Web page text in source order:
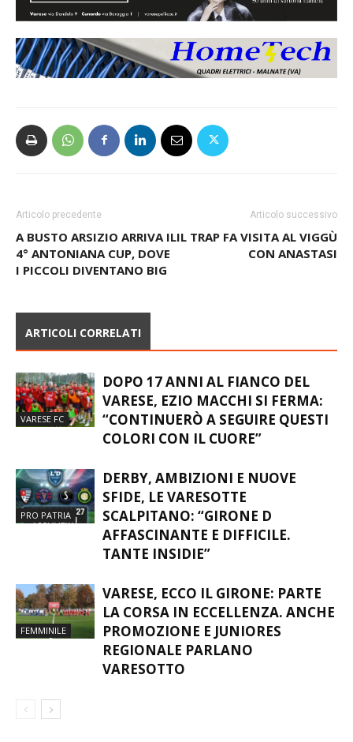
Articolo precedente
A BUSTO ARSIZIO ARRIVA IL
4° ANTONIANA CUP, DOVE
I PICCOLI DIVENTANO BIG
Articolo successivo
IL TRAP FA VISITA AL VIGGÙ
CON ANASTASI
ARTICOLI CORRELATI
VARESE FC
DOPO 17 ANNI AL FIANCO DEL
VARESE, EZIO MACCHI SI FERMA:
“CONTINUERÒ A SEGUIRE QUESTI
COLORI CON IL CUORE”
PRO PATRIA
DERBY, AMBIZIONI E NUOVE
SFIDE, LE VARESOTTE
SCALPITANO: “GIRONE D
AFFASCINANTE E DIFFICILE.
TANTE INSIDIE”
FEMMINILE
VARESE, ECCO IL GIRONE: PARTE
LA CORSA IN ECCELLENZA. ANCHE
PROMOZIONE E JUNIORES
REGIONALE PARLANO
VARESOTTO